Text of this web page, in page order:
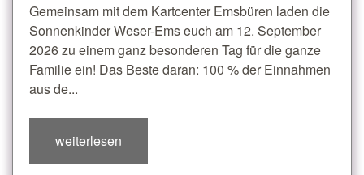
Gemeinsam mit dem Kartcenter Emsbüren laden die
Sonnenkinder Weser-Ems euch am 12. September
2026 zu einem ganz besonderen Tag für die ganze
Familie ein! Das Beste daran: 100 % der Einnahmen
aus de...
weiterlesen